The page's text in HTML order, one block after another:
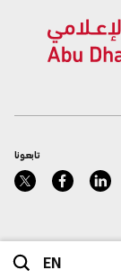
EN
تابعونا